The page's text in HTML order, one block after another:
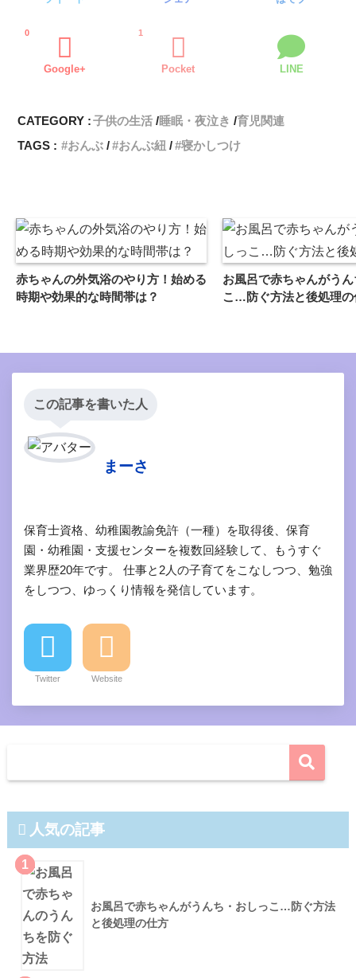
Google+
0
Pocket
1
LINE
CATEGORY :子供の生活 睡眠・夜泣き
育児関連
TAGS :
おんぶ おんぶ紐 寝かしつけ
赤ちゃんの外気浴のやり方！始める
時期や効果的な時間帯は？
お風呂で赤ちゃんがう
こ…防ぐ方法と後処理の
この記事を書いた人
まーさ
保育士資格、幼稚園教諭免許（一種）を取得後、保育
園・幼稚園・支援センターを複数回経験して、もうすぐ
業界歴20年です。 仕事と2人の子育てをこなしつつ、勉強
をしつつ、ゆっくり情報を発信しています。
Twitter Website
人気の記事
1
お風呂で赤ちゃんがうんち・おしっこ…防ぐ方法
と後処理の仕方